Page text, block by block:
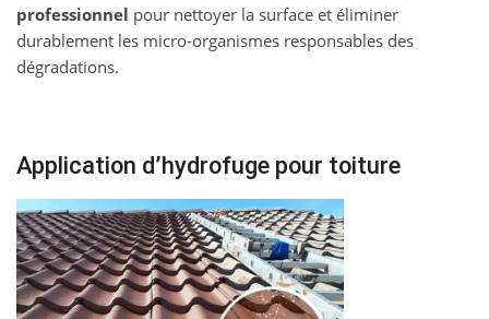
professionnel pour nettoyer la surface et éliminer
durablement les micro-organismes responsables des
dégradations.
Application d’hydrofuge pour toiture